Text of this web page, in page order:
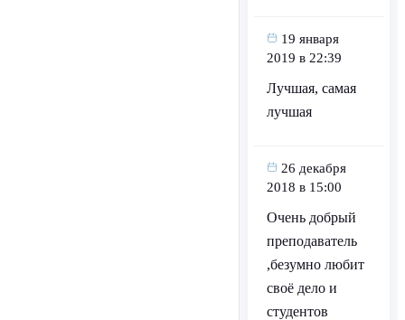
19 января
2019 в 22:39
Лучшая, самая
лучшая
26 декабря
2018 в 15:00
Очень добрый
преподаватель
,безумно любит
своё дело и
студентов